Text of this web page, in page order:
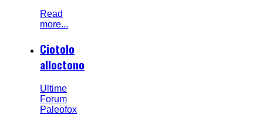
Read
more...
Ciotolo
alloctono
Ultime
Forum
Paleofox